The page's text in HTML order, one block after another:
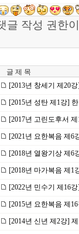
글 제 목
[2013년 창세기 제20
[2015년 성탄 제1강]
[2017년 고린도후서
[2021년 요한복음 제6
[2018년 열왕기상 제6
[2018년 마가복음 제1
[2022년 민수기 제16
[2015년 요한복음 제
[2014년 신년 제2강]